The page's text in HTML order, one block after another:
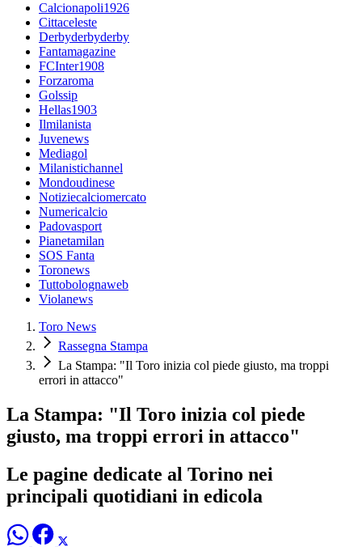
Calcionapoli1926
Cittaceleste
Derbyderbyderby
Fantamagazine
FCInter1908
Forzaroma
Golssip
Hellas1903
Ilmilanista
Juvenews
Mediagol
Milanistichannel
Mondoudinese
Notiziecalciomercato
Numericalcio
Padovasport
Pianetamilan
SOS Fanta
Toronews
Tuttobolognaweb
Violanews
Toro News
Rassegna Stampa
La Stampa: "Il Toro inizia col piede giusto, ma troppi
errori in attacco"
La Stampa: "Il Toro inizia col piede
giusto, ma troppi errori in attacco"
Le pagine dedicate al Torino nei
principali quotidiani in edicola